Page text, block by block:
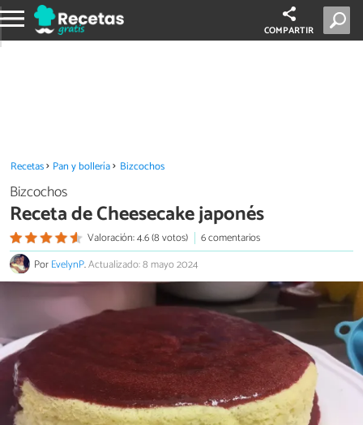
COMPARTIR
Recetas Pan y bollería Bizcochos
Bizcochos
Receta de Cheesecake japonés
Valoración: 4.6 (8 votos)
6 comentarios
PorEvelynP.Actualizado: 8 mayo 2024